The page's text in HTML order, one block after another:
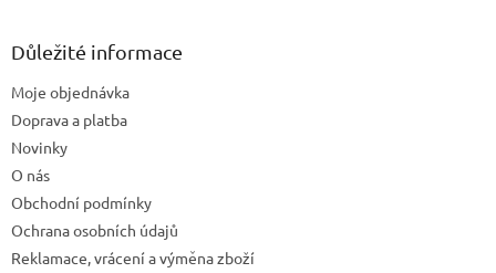
Důležité informace
Moje objednávka
Doprava a platba
Novinky
O nás
Obchodní podmínky
Ochrana osobních údajů
Reklamace, vrácení a výměna zboží